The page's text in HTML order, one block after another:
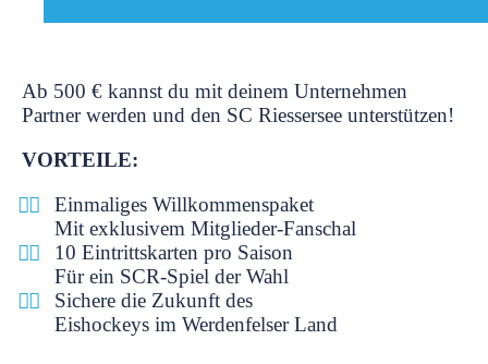
Ab 500 € kannst du mit deinem Unternehmen
Partner werden und den SC Riessersee unterstützen!
VORTEILE:
Einmaliges Willkommenspaket
Mit exklusivem Mitglieder-Fanschal
10 Eintrittskarten pro Saison
Für ein SCR-Spiel der Wahl
Sichere die Zukunft des
Eishockeys im Werdenfelser Land